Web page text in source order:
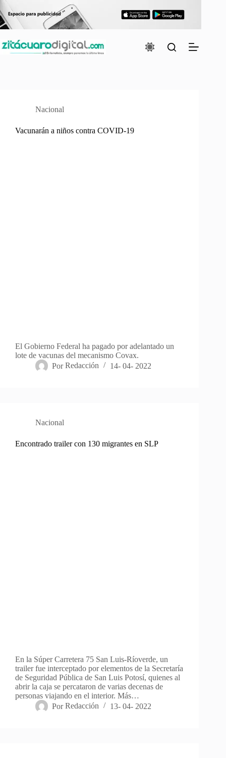
al
contenido
Nacional
Vacunarán a niños contra COVID-19
El Gobierno Federal ha pagado por adelantado un
lote de vacunas del mecanismo Covax.
Por Redacción 14- 04- 2022
Nacional
Encontrado trailer con 130 migrantes en SLP
En la Súper Carretera 75 San Luis-Ríoverde, un
trailer fue interceptado por elementos de la Secretaría
de Seguridad Pública de San Luis Potosí, quienes al
abrir la caja se percataron de varias decenas de
personas viajando en el interior. Más…
Por Redacción 13- 04- 2022